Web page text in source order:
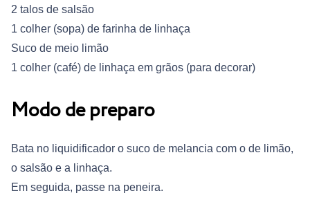
2 talos de salsão
1 colher (sopa) de farinha de linhaça
Suco de meio limão
1 colher (café) de linhaça em grãos (para decorar)
Modo de preparo
Bata no liquidificador o suco de melancia com o de limão,
o salsão e a linhaça.
Em seguida, passe na peneira.